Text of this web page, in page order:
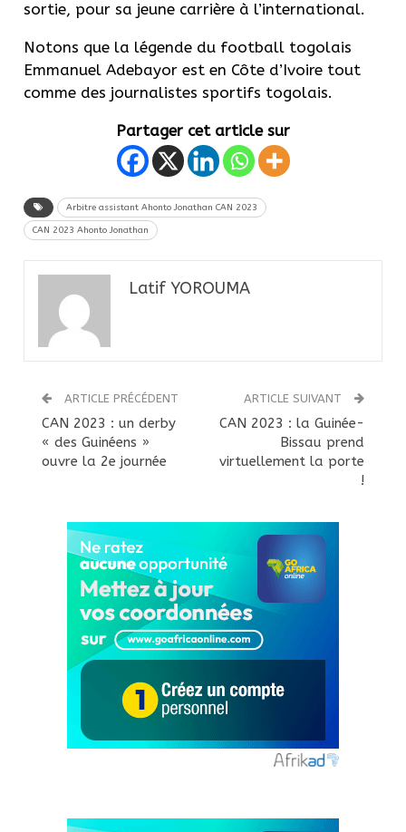
sortie, pour sa jeune carrière à l’international.
Notons que la légende du football togolais
Emmanuel Adebayor est en Côte d’Ivoire tout
comme des journalistes sportifs togolais.
Partager cet article sur
Arbitre assistant Ahonto Jonathan CAN 2023
CAN 2023 Ahonto Jonathan
Latif YOROUMA
ARTICLE PRÉCÉDENT
CAN 2023 : un derby
« des Guinéens »
ouvre la 2e journée
ARTICLE SUIVANT
CAN 2023 : la Guinée-
Bissau prend
virtuellement la porte
!